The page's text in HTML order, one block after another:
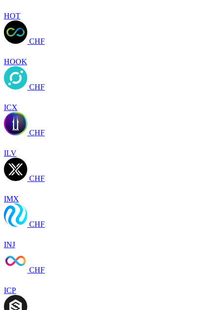
HOT
CHF
HOOK
CHF
ICX
CHF
ILV
CHF
IMX
CHF
INJ
CHF
ICP